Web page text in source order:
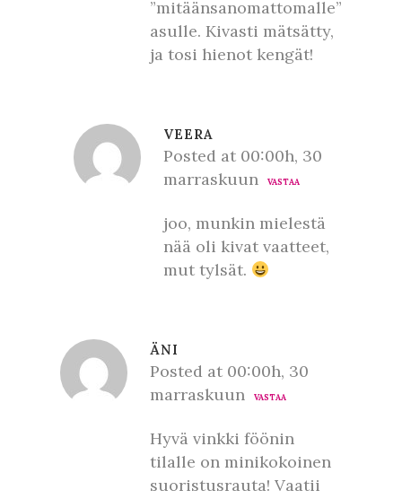
”mitäänsanomattomalle”
asulle. Kivasti mätsätty,
ja tosi hienot kengät!
VEERA
Posted at 00:00h, 30
marraskuun
VASTAA
joo, munkin mielestä
nää oli kivat vaatteet,
mut tylsät.
ÄNI
Posted at 00:00h, 30
marraskuun
VASTAA
Hyvä vinkki föönin
tilalle on minikokoinen
suoristusrauta! Vaatii